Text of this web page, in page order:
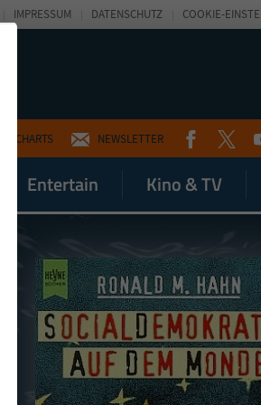
CHARTS NEWSLETTER FACEBOOK
Entertain Kino & TV
IMPRESSUM DATENSCHUTZ COOKIE-